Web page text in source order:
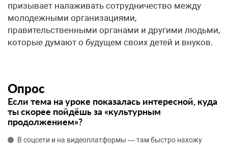
призывает налаживать сотрудничество между
молодежными организациями,
правительственными органами и другими людьми,
которые думают о будущем своих детей и внуков.
Опрос
Если тема на уроке показалась интересной, куда
ты скорее пойдёшь за «культурным
продолжением»?
В соцсети и на видеоплатформы — там быстро нахожу